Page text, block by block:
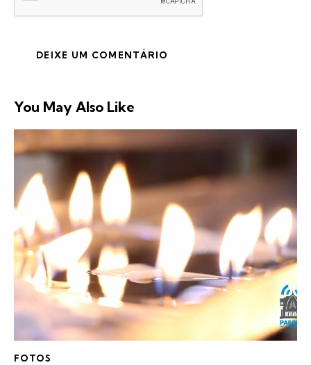
You May Also Like
FOTOS